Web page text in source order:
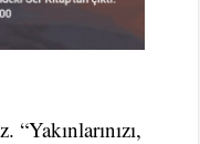
“Yakınlarınızı,